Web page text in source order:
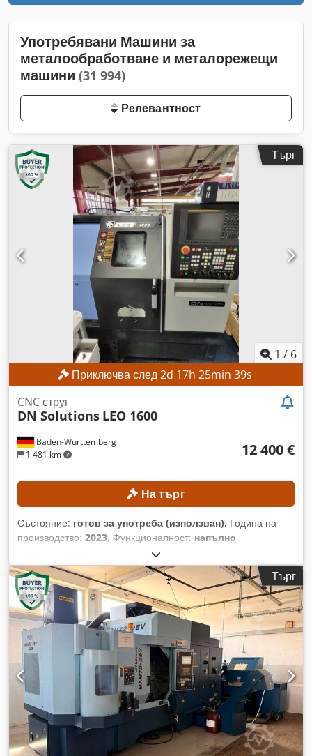
Употребявани Машини за
металообработване и металорежещи
машини (31 994)
Релевантност
Търг
1 / 6
Приключва след2d 17h 25min 37s
Baden-Württemberg
1 481 km
CNC струг
DN Solutions LEO 1600
12 400 €
На търг
Състояние: готов за употреба (използван), Година на
производство: 2023, Функционалност: напълно
, дължина на струговане:
диаметър на струговане:300 мм, отвор шпиндела:52 мм,
максимална скорост на вретеното:4 500 об/мин, модел на
контролер:FANUC CNC, Машината може да бъде огледана
по предварителна уговорка, като се предвиди срок от три
дни. ТЕХНИЧЕСКИ ДАННИ Максимален диаметър на
струговане: приблизително 300 мм Максимална дължина
на струговане: приблизително 300 мм Диаметър на отвора
на шпиндела: приблизително 52 мм Максимална скорост
на главния шпиндел: 4500 об./мин Револверна глава за
инструменти: 12 станции ДЕТАЙЛИ ЗА МАШИНАТА
Управление: FANUC CNC Тегло на машината:
приблизително 2200 кг Работни часове: приблизително
6458 ч. Часове работа на шпиндела: приблизително 4300 ч.
Търг